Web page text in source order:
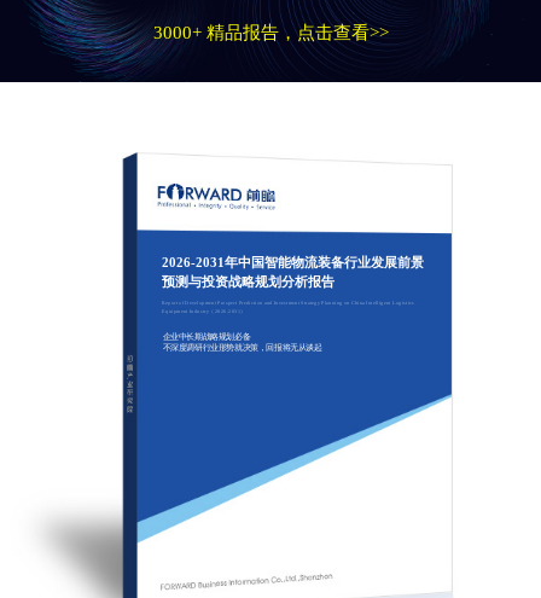
3000+ 精品报告，点击查看>>
2026-2031年中国智能物流装备行业发展前景
预测与投资战略规划分析报告
Report of Development Prospect Prediction and Investment Strategy Planning on China Intelligent Logistics
Equipment Industry（2026-2031）
企业中长期战略规划必备
不深度调研行业形势就决策，回报将无从谈起